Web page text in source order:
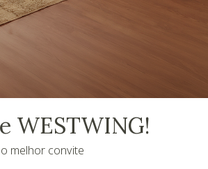
WESTWING!
melhor convite